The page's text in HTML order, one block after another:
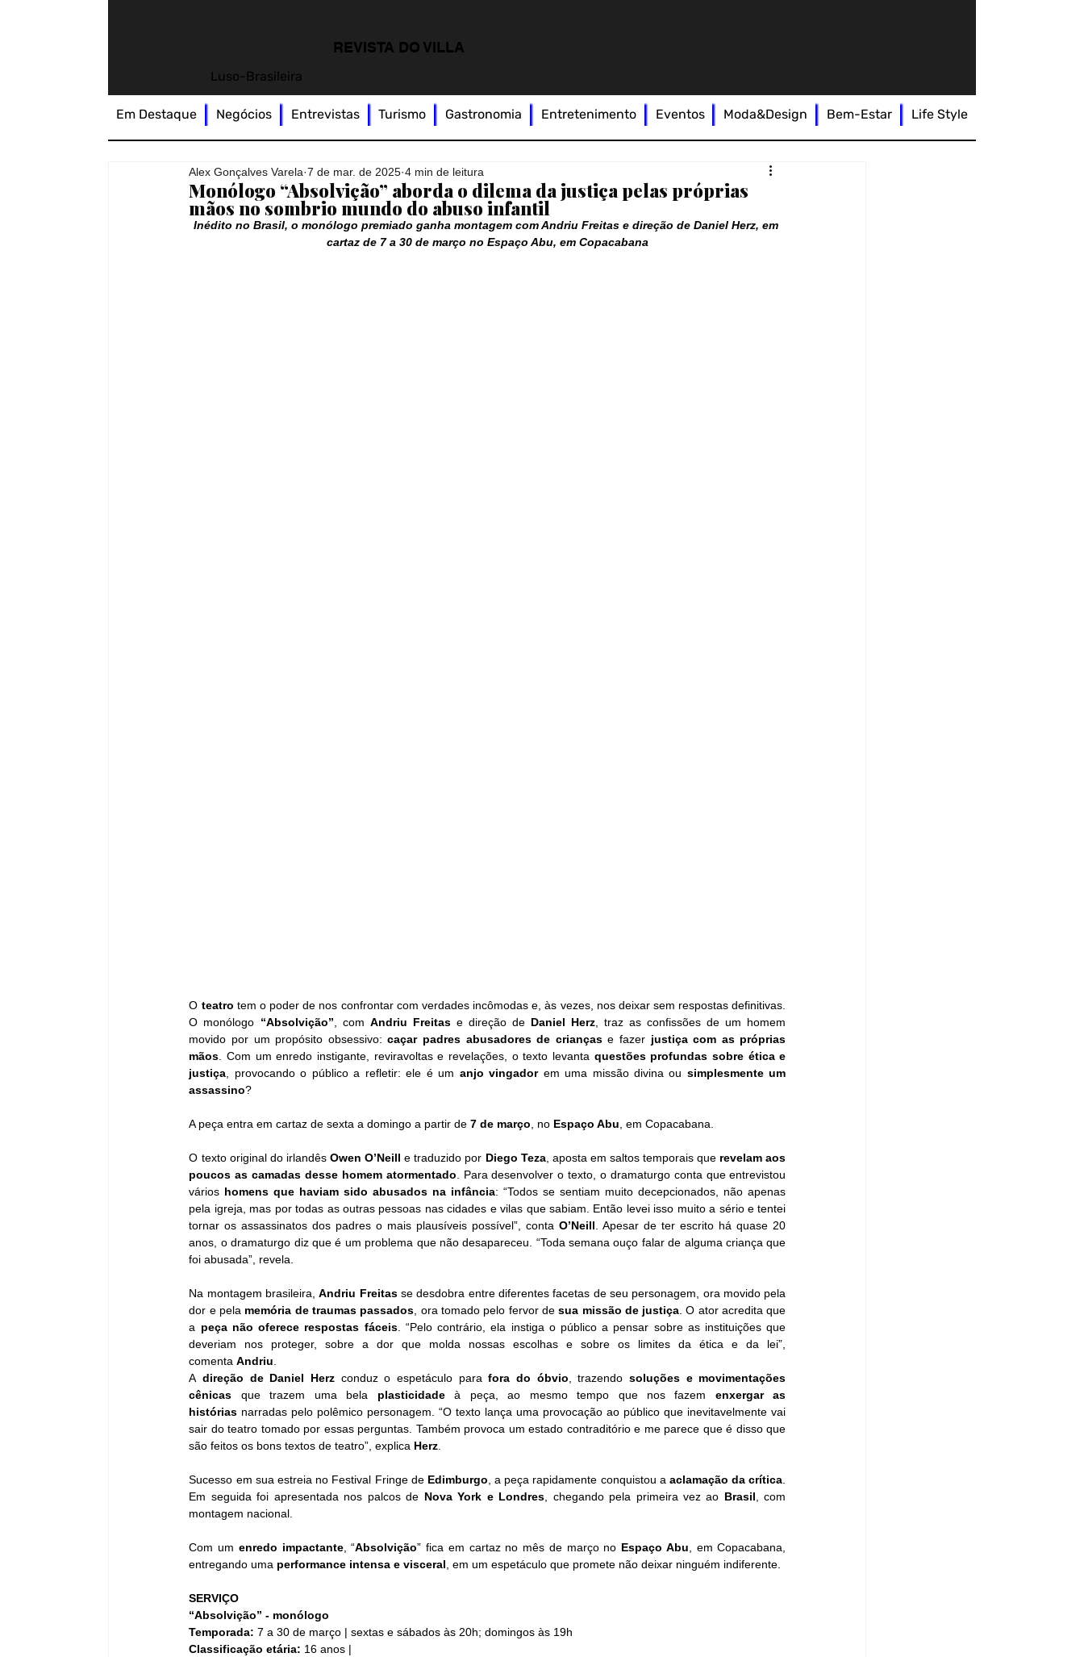
REVISTA DO VILLA
Luso-Brasileira
Monólogo “Absolvição” aborda o dilema da justiça pelas próprias
mãos no sombrio mundo do abuso infantil
Alex Gonçalves Varela 7 de mar. de 2025 4 min de leitura
Inédito no Brasil, o monólogo premiado ganha montagem com Andriu Freitas e direção de Daniel Herz, em
cartaz de 7 a 30 de março no Espaço Abu, em Copacabana
O teatro tem o poder de nos confrontar com verdades incômodas e, às vezes, nos deixar sem respostas definitivas.
O monólogo “Absolvição” , com Andriu Freitas e direção de Daniel Herz , traz as confissões de um homem
movido por um propósito obsessivo: caçar padres abusadores de crianças e fazer justiça com as próprias
mãos . Com um enredo instigante, reviravoltas e revelações, o texto levanta questões profundas sobre ética e
justiça , provocando o público a refletir: ele é um anjo vingador em uma missão divina ou simplesmente um
assassino?
A peça entra em cartaz de sexta a domingo a partir de 7 de março , no Espaço Abu , em Copacabana.
O texto original do irlandês Owen O’Neill e traduzido por Diego Teza, aposta em saltos temporais que revelam aos
poucos as camadas desse homem atormentado . Para desenvolver o texto, o dramaturgo conta que entrevistou
vários homens que haviam sido abusados na infância: “Todos se sentiam muito decepcionados, não apenas
pela igreja, mas por todas as outras pessoas nas cidades e vilas que sabiam. Então levei isso muito a sério e tentei
tornar os assassinatos dos padres o mais plausíveis possível”, conta O’Neill . Apesar de ter escrito há quase 20
anos, o dramaturgo diz que é um problema que não desapareceu. “Toda semana ouço falar de alguma criança que
foi abusada”, revela.
Na montagem brasileira, Andriu Freitas se desdobra entre diferentes facetas de seu personagem, ora movido pela
dor e pela memória de traumas passados , ora tomado pelo fervor de sua missão de justiça . O ator acredita que
a peça não oferece respostas fáceis. “Pelo contrário, ela instiga o público a pensar sobre as instituições que
deveriam nos proteger, sobre a dor que molda nossas escolhas e sobre os limites da ética e da lei”,
comenta Andriu
A direção de Daniel Herz conduz o espetáculo para fora do óbvio , trazendo soluções e movimentações
cênicas que trazem uma bela plasticidade à peça, ao mesmo tempo que nos fazem enxergar as
histórias narradas pelo polêmico personagem. “O texto lança uma provocação ao público que inevitavelmente vai
sair do teatro tomado por essas perguntas. Também provoca um estado contraditório e me parece que é disso que
são feitos os bons textos de teatro”, explica Herz
Sucesso em sua estreia no Festival Fringe de Edimburgo , a peça rapidamente conquistou a aclamação da crítica
Em seguida foi apresentada nos palcos de Nova York e Londres , chegando pela primeira vez ao Brasil , com
montagem nacional.
Com um enredo impactante, “Absolvição” fica em cartaz no mês de março no Espaço Abu , em Copacabana,
entregando uma performance intensa e visceral , em um espetáculo que promete não deixar ninguém indiferente.
SERVIÇO
“Absolvição” - monólogo
Temporada: 7 a 30 de março | sextas e sábados às 20h; domingos às 19h
Classificação etária: 16 anos |
Em Destaque Negócios Entrevistas Turismo Gastronomia Entretenimento Eventos Moda&Design Bem-Estar Life Style